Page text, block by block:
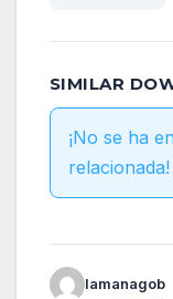
SIMILAR
¡No se ha
relacionada!
lamanagob